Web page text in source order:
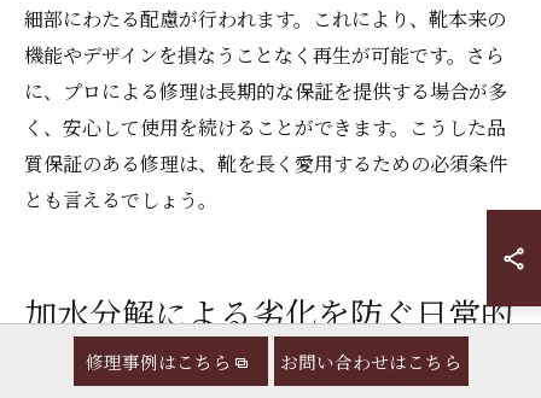
細部にわたる配慮が行われます。これにより、靴本来の
機能やデザインを損なうことなく再生が可能です。さら
に、プロによる修理は長期的な保証を提供する場合が多
く、安心して使用を続けることができます。こうした品
質保証のある修理は、靴を長く愛用するための必須条件
とも言えるでしょう。
加水分解による劣化を防ぐ日常的
なケア方法
修理事例はこちら お問い合わせはこちら